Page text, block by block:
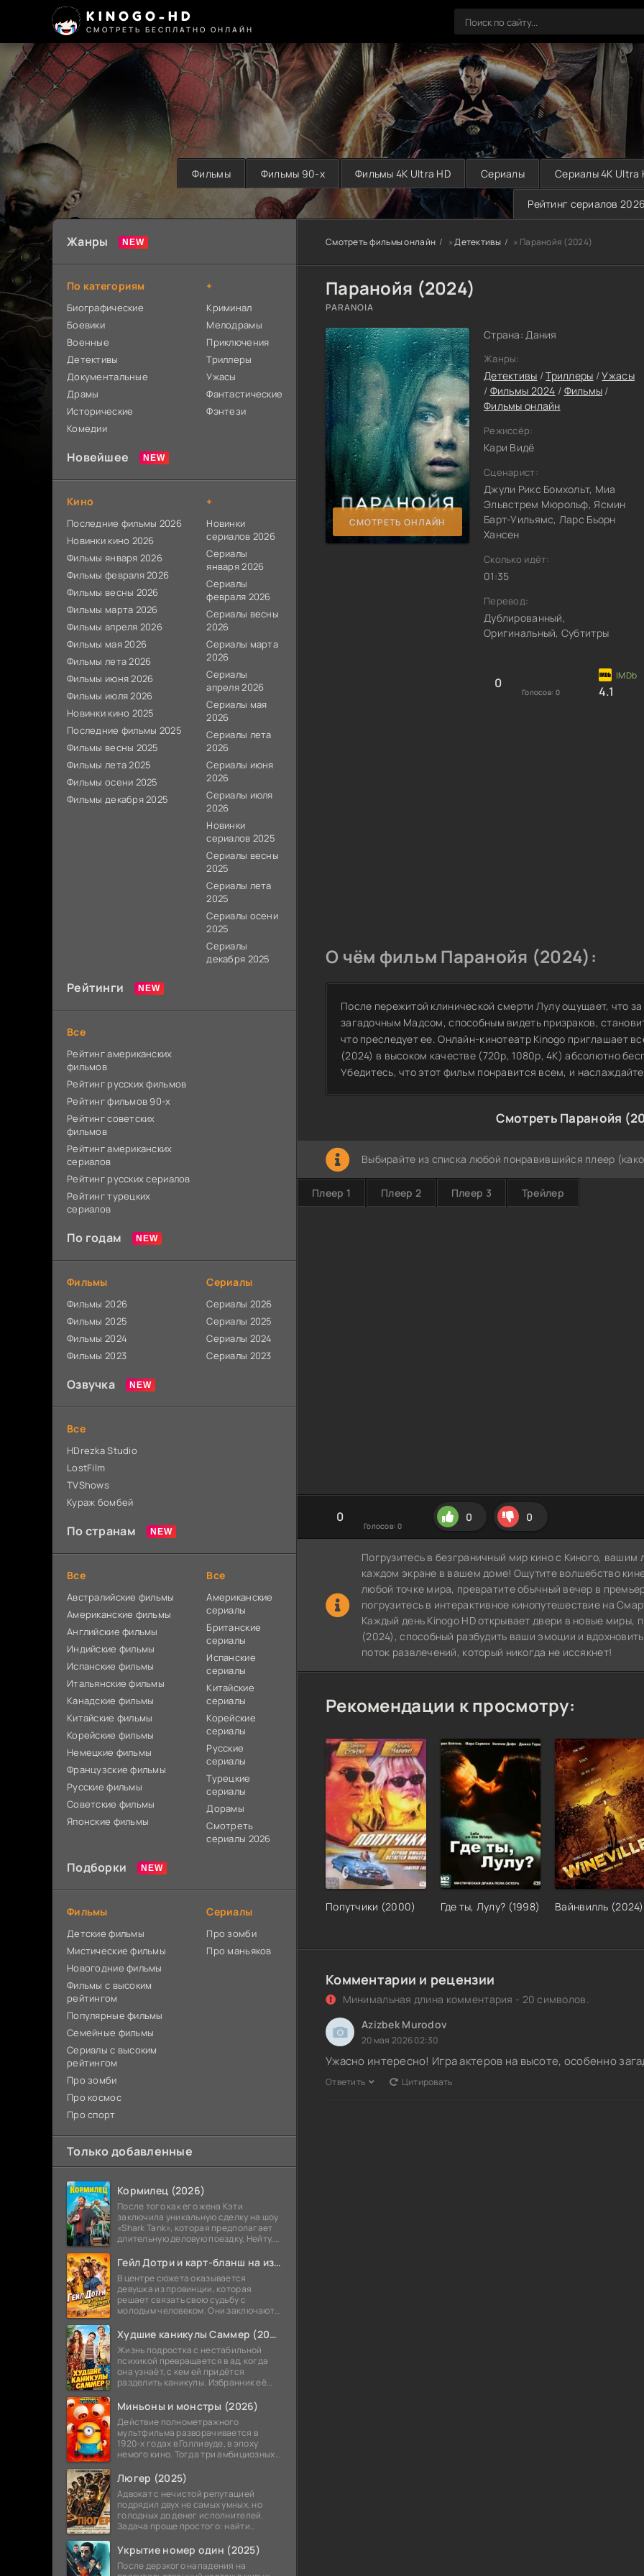
KINOGO-HD
СМОТРЕТЬ БЕСПЛАТНО ОНЛАЙН
Фильмы Фильмы 90-х Фильмы 4K Ultra HD Сериалы Сериалы 4K Ultra
Рейтинг сериалов 2026
Смотреть фильмы онлайн »Детективы » Паранойя (2024)
Паранойя (2024)
PARANOIA
СМОТРЕТЬ ОНЛАЙН
Страна: Дания
Жанры:
Детективы /Триллеры /Ужасы
/ Фильмы 2024 / Фильмы /
Фильмы онлайн
Режиссёр:
Кари Видё
Сценарист:
Джули Рикс Бомхольт, Миа
Эльвстрем Мюрольф, Ясмин
Барт-Уильямс, Ларс Бьорн
Хансен
Сколько идёт:
01:35
Перевод:
Дублированный,
Оригинальный, Субтитры
0
Голосов: 0 4.1
О чём фильм Паранойя (2024):
После пережитой клинической смерти Лулу ощущает, что
загадочным Мадсом, способным видеть призраков,
что преследует ее. Онлайн-кинотеатр Kinogo приглашает
(2024) в высоком качестве (720p, 1080p, 4K) абсолютно
Убедитесь, что этот фильм понравится всем, и
Смотреть Паранойя
Выбирайте из списка любой понравившийся плеер
Плеер 1 Плеер 2 Плеер 3 Трейлер
0
Голосов: 0
0 0
Погрузитесь в безграничный мир кино с Киного,
каждом экране в вашем доме! Ощутите волшебство
любой точке мира, превратите обычный вечер в
погрузитесь в интерактивное кинопутешествие на
Каждый день Kinogo HD открывает двери в новые
(2024), способный разбудить ваши эмоции и
поток развлечений, который никогда не иссякнет!
Рекомендации к просмотру:
Попутчики (2000) Где ты, Лулу? (1998) Вайнвилль (2024)
Комментарии и рецензии
Минимальная длина комментария - 20 символов.
Azizbek Murodov
20 мая 2026 02:30
Ужасно интересно! Игра актеров на высоте, особенно
Ответить Цитировать
Жанры
По категориям
Биографические
Боевики
Военные
Детективы
Документальные
Драмы
Исторические
Комедии
+
Криминал
Мелодрамы
Приключения
Триллеры
Ужасы
Фантастические
Фэнтези
Новейшее
Кино
Последние фильмы 2026
Новинки кино 2026
Фильмы января 2026
Фильмы февраля 2026
Фильмы весны 2026
Фильмы марта 2026
Фильмы апреля 2026
Фильмы мая 2026
Фильмы лета 2026
Фильмы июня 2026
Фильмы июля 2026
Новинки кино 2025
Последние фильмы 2025
Фильмы весны 2025
Фильмы лета 2025
Фильмы осени 2025
Фильмы декабря 2025
+
Новинки
сериалов 2026
Сериалы
января 2026
Сериалы
февраля 2026
Сериалы весны
2026
Сериалы марта
2026
Сериалы
апреля 2026
Сериалы мая
2026
Сериалы лета
2026
Сериалы июня
2026
Сериалы июля
2026
Новинки
сериалов 2025
Сериалы весны
2025
Сериалы лета
2025
Сериалы осени
2025
Сериалы
декабря 2025
Рейтинги
Все
Рейтинг американских
фильмов
Рейтинг русских фильмов
Рейтинг фильмов 90-х
Рейтинг советских
фильмов
Рейтинг американских
сериалов
Рейтинг русских сериалов
Рейтинг турецких
сериалов
По годам
Фильмы
Фильмы 2026
Фильмы 2025
Фильмы 2024
Фильмы 2023
Сериалы
Сериалы 2026
Сериалы 2025
Сериалы 2024
Сериалы 2023
Озвучка
Все
HDrezka Studio
LostFilm
TVShows
Кураж бомбей
По странам
Все
Австралийские фильмы
Американские фильмы
Английские фильмы
Индийские фильмы
Испанские фильмы
Итальянские фильмы
Канадские фильмы
Китайские фильмы
Корейские фильмы
Немецкие фильмы
Французские фильмы
Русские фильмы
Советские фильмы
Японские фильмы
Все
Американские
сериалы
Британские
сериалы
Испанские
сериалы
Китайские
сериалы
Корейские
сериалы
Русские
сериалы
Турецкие
сериалы
Дорамы
Смотреть
сериалы 2026
Подборки
Фильмы
Детские фильмы
Мистические фильмы
Новогодние фильмы
Фильмы с высоким
рейтингом
Популярные фильмы
Семейные фильмы
Сериалы с высоким
рейтингом
Про зомби
Про космос
Про спорт
Сериалы
Про зомби
Про маньяков
Только добавленные
Кормилец (2026)
После того как его жена Кэти
заключила уникальную сделку на шоу
«Shark Tank», которая предполагает
длительную деловую поездку, Нейту,
теперь приходится впервые стать
Гейл Дотри и карт-бланш на измену (2026)
В центре сюжета оказывается
девушка из провинции, которая
решает связать свою судьбу с
молодым человеком. Они заключают
позволяющее ему в любой момент
получить от нее прощение
Худшие каникулы Саммер (2026)
Жизнь подростка с нестабильной
психикой превращается в ад, когда
она узнаёт, с кем ей придётся
разделить каникулы. Избранник её
же учитель, а точнее завуч школы.
Миньоны и монстры (2026)
Действие полнометражного
мультфильма разворачивается в
1920-х годах в Голливуде, в эпоху
немого кино. Тогда три амбициозных
снять собственный блокбастер о
монстрах.
Люгер (2025)
Адвокат с нечистой репутацией
подрядил двух не самых умных, но
голодных до денег исполнителей.
Задача проще простого: найти
потирают руки — это же лёгкие бабки!
Укрытие номер один (2025)
После дерзкого нападения на